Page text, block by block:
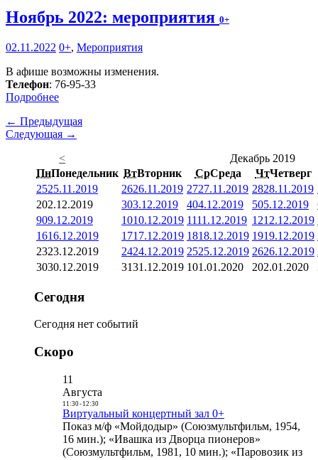
Ноябрь 2022: мероприятия 0+
02.11.2022 0+, Мероприятия
В афише возможны изменения.
Телефон: 76-95-33
Подробнее
← Предыдущая
Следующая →
<
Декабрь 2019
ПнПонедельник ВтВторник СрСреда ЧтЧетверг
2525.11.2019 2626.11.2019 2727.11.2019 2828.11.2019
202.12.2019 303.12.2019 404.12.2019 505.12.2019
909.12.2019 1010.12.2019 1111.12.2019 1212.12.2019
1616.12.2019 1717.12.2019 1818.12.2019 1919.12.2019
2323.12.2019 2424.12.2019 2525.12.2019 2626.12.2019
3030.12.2019 3131.12.2019 101.01.2020 202.01.2020
Сегодня
Сегодня нет событий
Скоро
11
Августа
11:30- 12:30
Виртуальный концертный зал 0+
Показ м/ф «Мойдодыр» (Союзмультфильм, 1954,
16 мин.); «Ивашка из Дворца пионеров»
(Союзмультфильм, 1981, 10 мин.); «Паровозик из